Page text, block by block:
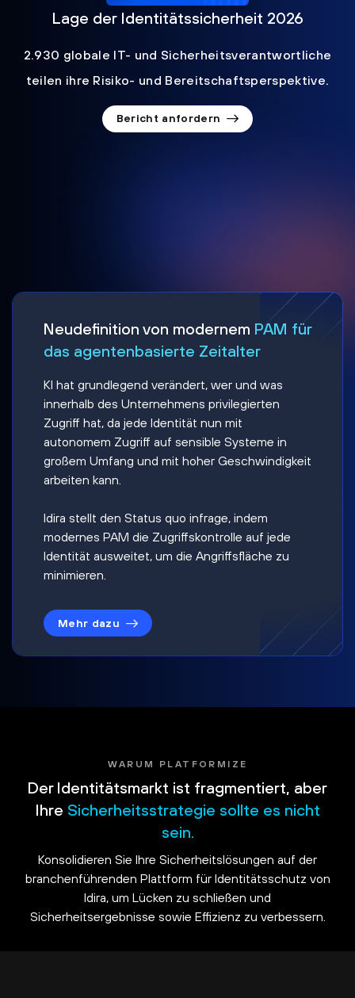
Lage der Identitätssicherheit 2026
2.930 globale IT- und Sicherheitsverantwortliche
teilen ihre Risiko- und Bereitschaftsperspektive.
Bericht anfordern
Neudefinition von modernem PAM für
das agentenbasierte Zeitalter
KI hat grundlegend verändert, wer und was
innerhalb des Unternehmens privilegierten
Zugriff hat, da jede Identität nun mit
autonomem Zugriff auf sensible Systeme in
großem Umfang und mit hoher Geschwindigkeit
arbeiten kann.
Idira stellt den Status quo infrage, indem
modernes PAM die Zugriffskontrolle auf jede
Identität ausweitet, um die Angriffsfläche zu
minimieren.
Mehr dazu
WARUM PLATFORMIZE
Der Identitätsmarkt ist fragmentiert, aber
Ihre Sicherheitsstrategie sollte es nicht
sein.
Konsolidieren Sie Ihre Sicherheitslösungen auf der
branchenführenden Plattform für Identitätsschutz von
Idira, um Lücken zu schließen und
Sicherheitsergebnisse sowie Effizienz zu verbessern.